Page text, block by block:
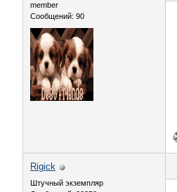
member
Сообщений: 90
Rigick
Штучный экземпляр